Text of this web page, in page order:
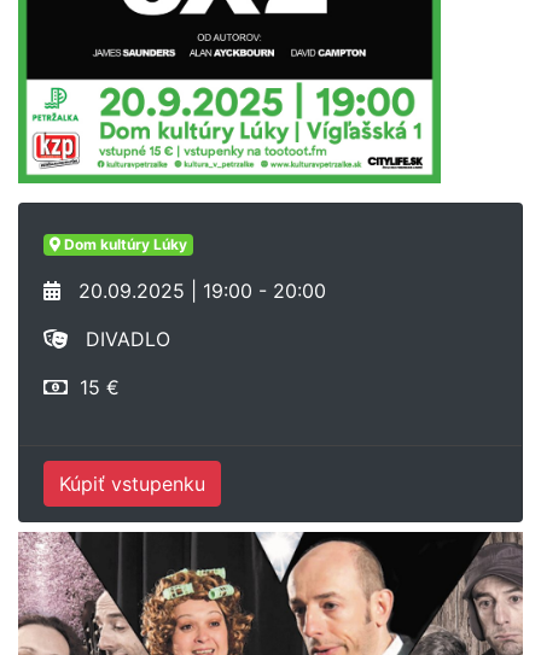
Dom kultúry Lúky
20.09.2025 | 19:00 - 20:00
DIVADLO
15 €
Kúpiť vstupenku